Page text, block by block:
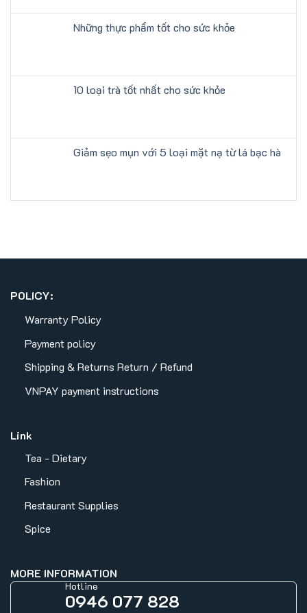
Những thực phẩm tốt cho sức khỏe
10 loại trà tốt nhất cho sức khỏe
Giảm sẹo mụn với 5 loại mặt nạ từ lá bạc hà
POLICY:
Warranty Policy
Payment policy
Shipping & Returns Return / Refund
VNPAY payment instructions
Link
Tea - Dietary
Fashion
Restaurant Supplies
Spice
MORE INFORMATION
Hotline
0946 077 828